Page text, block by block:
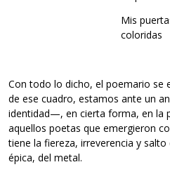
Mis
coloridas
Con todo lo dicho, el poemario se
de ese cuadro, estamos ante un
identidad—, en cierta forma, en la
aquellos poetas que emergieron
tiene la fiereza, irreverencia y
épica, del metal.